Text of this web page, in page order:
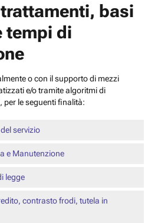
basi
tempi di
o con il supporto di mezzi
e/o tramite algoritmi di
per le seguenti finalità:
servizio
e Manutenzione
legge
contrasto frodi, tutela in